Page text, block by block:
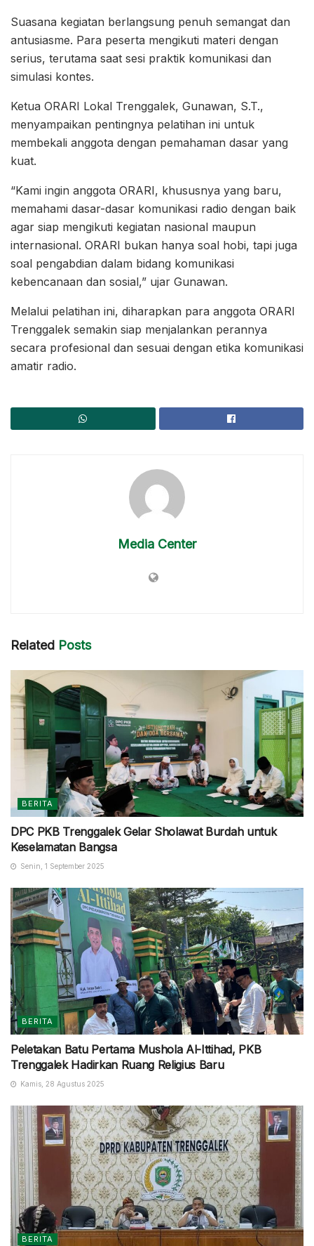
Suasana kegiatan berlangsung penuh semangat dan
antusiasme. Para peserta mengikuti materi dengan
serius, terutama saat sesi praktik komunikasi dan
simulasi kontes.
Ketua ORARI Lokal Trenggalek, Gunawan, S.T.,
menyampaikan pentingnya pelatihan ini untuk
membekali anggota dengan pemahaman dasar yang
kuat.
“Kami ingin anggota ORARI, khususnya yang baru,
memahami dasar-dasar komunikasi radio dengan baik
agar siap mengikuti kegiatan nasional maupun
internasional. ORARI bukan hanya soal hobi, tapi juga
soal pengabdian dalam bidang komunikasi
kebencanaan dan sosial,” ujar Gunawan.
Melalui pelatihan ini, diharapkan para anggota ORARI
Trenggalek semakin siap menjalankan perannya
secara profesional dan sesuai dengan etika komunikasi
amatir radio.
Media Center
Related Posts
BERITA
DPC PKB Trenggalek Gelar Sholawat Burdah untuk
Keselamatan Bangsa
Senin, 1 September 2025
BERITA
Peletakan Batu Pertama Mushola Al-Ittihad, PKB
Trenggalek Hadirkan Ruang Religius Baru
Kamis, 28 Agustus 2025
BERITA